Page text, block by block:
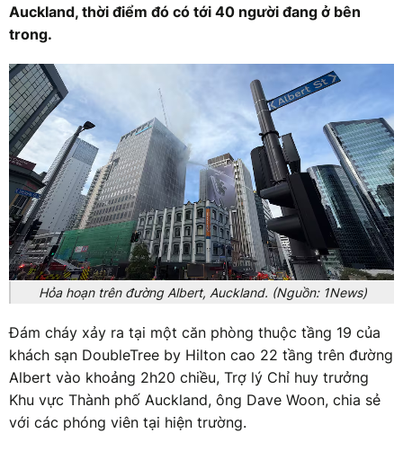
Auckland, thời điểm đó có tới 40 người đang ở bên
trong.
Hỏa hoạn trên đường Albert, Auckland. (Nguồn: 1News)
Đám cháy xảy ra tại một căn phòng thuộc tầng 19 của
khách sạn DoubleTree by Hilton cao 22 tầng trên đường
Albert vào khoảng 2h20 chiều, Trợ lý Chỉ huy trưởng
Khu vực Thành phố Auckland, ông Dave Woon, chia sẻ
với các phóng viên tại hiện trường.